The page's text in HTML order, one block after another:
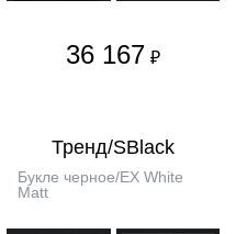
36 167 ₽
Тренд/SBlack
Букле черное/EX White
Matt